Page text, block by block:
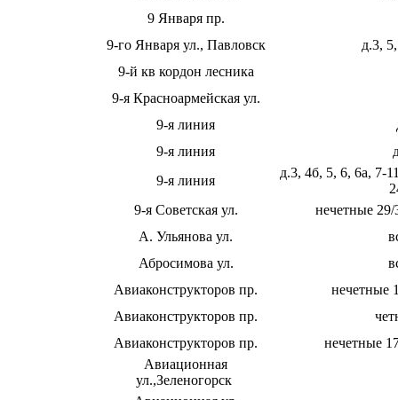
9 Января пр.
9-го Января ул., Павловск
д.3,
9-й кв кордон лесника
9-я Красноармейская ул.
9-я линия
9-я линия
9-я линия
д.3, 4б, 5, 6, 6а, 7-
9-я Советская ул.
нечетные
А. Ульянова ул.
Абросимова ул.
Авиаконструкторов пр.
нечетные
Авиаконструкторов пр.
Авиаконструкторов пр.
нечетные
Авиационная
ул.,Зеленогорск